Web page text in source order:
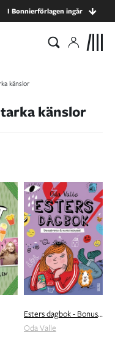
I Bonnierförlagen ingår
känslor
känslor
Esters dagbok - Bonusbrorsa & marsvinstrassel
Oda Valle